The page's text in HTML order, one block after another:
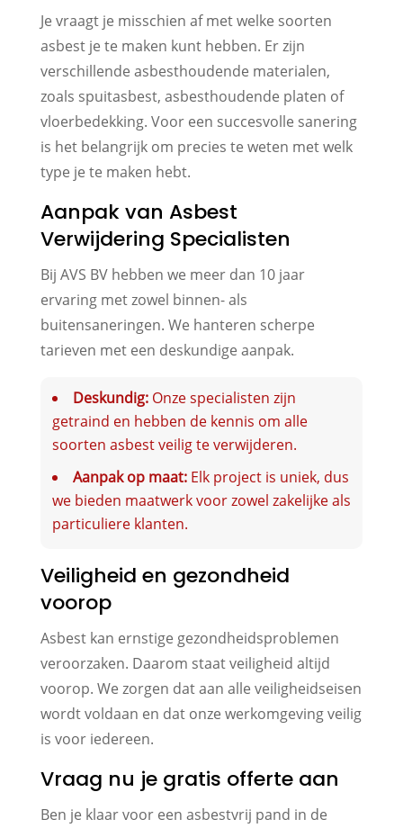
Je vraagt je misschien af met welke soorten
asbest je te maken kunt hebben. Er zijn
verschillende asbesthoudende materialen,
zoals spuitasbest, asbesthoudende platen of
vloerbedekking. Voor een succesvolle sanering
is het belangrijk om precies te weten met welk
type je te maken hebt.
Aanpak van Asbest
Verwijdering Specialisten
Bij AVS BV hebben we meer dan 10 jaar
ervaring met zowel binnen- als
buitensaneringen. We hanteren scherpe
tarieven met een deskundige aanpak.
Deskundig:Onze specialisten zijn
getraind en hebben de kennis om alle
soorten asbest veilig te verwijderen.
Aanpak op maat:Elk project is uniek, dus
we bieden maatwerk voor zowel zakelijke als
particuliere klanten.
Veiligheid en gezondheid
voorop
Asbest kan ernstige gezondheidsproblemen
veroorzaken. Daarom staat veiligheid altijd
voorop. We zorgen dat aan alle veiligheidseisen
wordt voldaan en dat onze werkomgeving veilig
is voor iedereen.
Vraag nu je gratis offerte aan
Ben je klaar voor een asbestvrij pand in de